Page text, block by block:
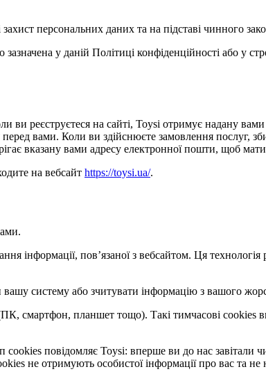
персональних даних та на підставі чинного
у даній Політиці конфіденційності або у
ви реєструєтеся на сайті, Toysi отримує надану
вами. Коли ви здійснюєте замовлення послуг,
вказану вами адресу електронної пошти, щоб мати
на вебсайт https://toysi.ua/.
інформації, пов’язаної з вебсайтом. Ця
систему або зчитувати інформацію з вашого
смартфон, планшет тощо). Такі тимчасові cookies
cookies повідомляє Toysi: вперше ви до нас
не отримують особистої інформації про вас та не